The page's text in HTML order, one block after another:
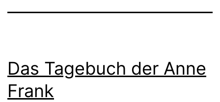
Das Tagebuch der Anne
Frank